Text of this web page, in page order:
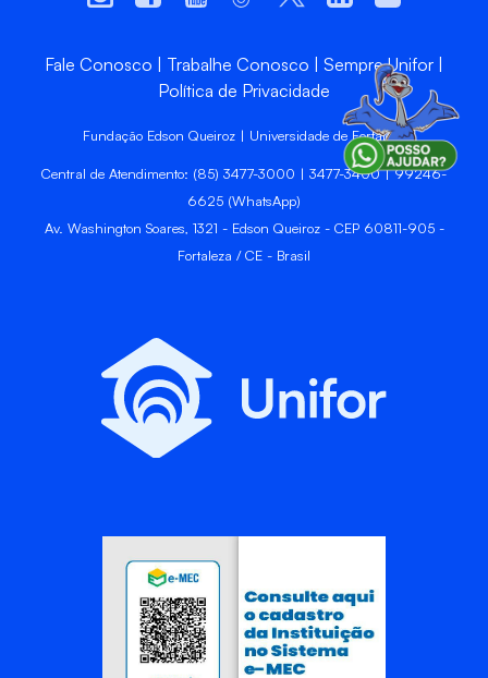
Fale Conosco Trabalhe Conosco
Sempre Unifor
Política de Privacidade
Fundação Edson Queiroz | Universidade de Fortaleza
Central de Atendimento: (85) 3477-3000 | 3477-3400 | 99246-
6625 (WhatsApp)
Av. Washington Soares, 1321 - Edson Queiroz - CEP 60811-905 -
Fortaleza / CE - Brasil